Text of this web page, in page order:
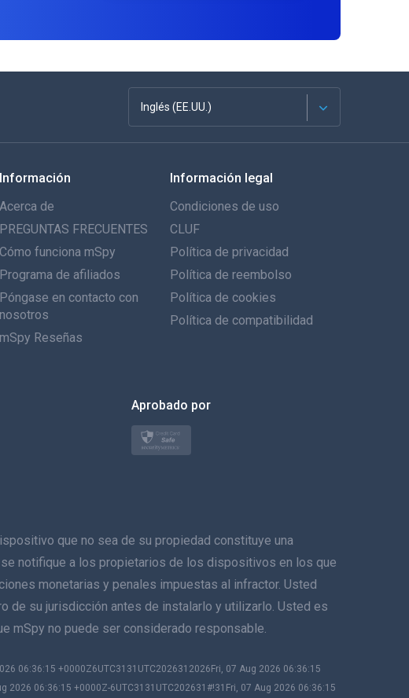
Inglés (EE.UU.)
Français
English
Português
Italiano
Türkçe
Polski
Svenska
简体中文
Dansk
Información
Acerca de
PREGUNTAS FRECUENTES
Cómo funciona mSpy
Programa de afiliados
Póngase en contacto con
nosotros
mSpy Reseñas
Información legal
Condiciones de uso
CLUF
Política de privacidad
Política de reembolso
Política de cookies
Política de compatibilidad
Aprobado por
que no sea de su propiedad constituye una
notifique a los propietarios de los dispositivos en los que
monetarias y penales impuestas al infractor. Usted
de su jurisdicción antes de instalarlo y utilizarlo. Usted es
mSpy no puede ser considerado responsable.
06:36:15 +0000Z6UTC3131UTC2026312026Fri, 07 Aug 2026 06:36:15
06:36:15 +0000Z-6UTC3131UTC202631#!31Fri, 07 Aug 2026 06:36:15